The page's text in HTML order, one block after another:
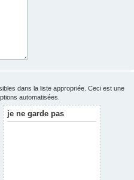
dans la liste appropriée. Ceci est une
automatisées.
je ne garde pas